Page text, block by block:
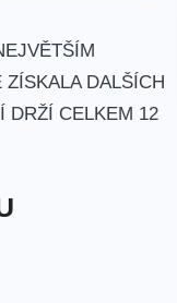
DALŠÍCH
DRŽÍ CELKEM 12